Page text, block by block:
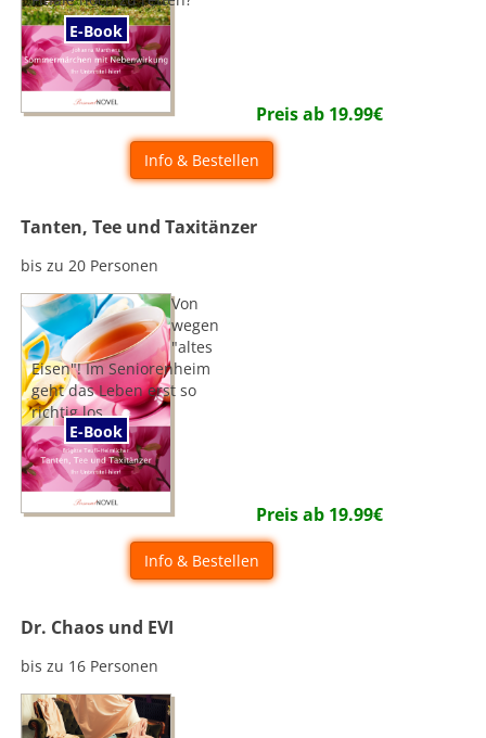
E-Book
Preis ab 19.99€
Info & Bestellen
Tanten, Tee und Taxitänzer
bis zu 20 Personen
E-Book
Von
wegen
"altes
Eisen"! Im Seniorenheim
geht das Leben erst so
richtig los.
Preis ab 19.99€
Info & Bestellen
Dr. Chaos und EVI
bis zu 16 Personen